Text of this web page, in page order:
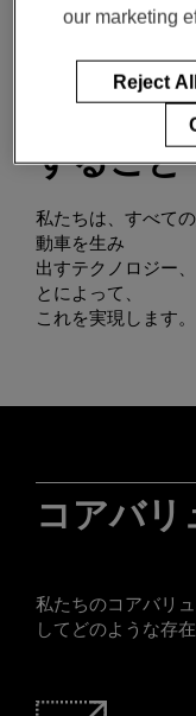
任を持
リティ
すること
私たちは、すべて
動車を生み
出すテクノロジー
とによって、
これを実現します。
コアバリ
私たちのコアバリ
してどのような存
our marketing
Reject